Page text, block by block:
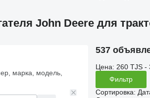
John Deere для
марка, модель,
537
Цена: 260 TJS -
Фильтр
Сортировка: